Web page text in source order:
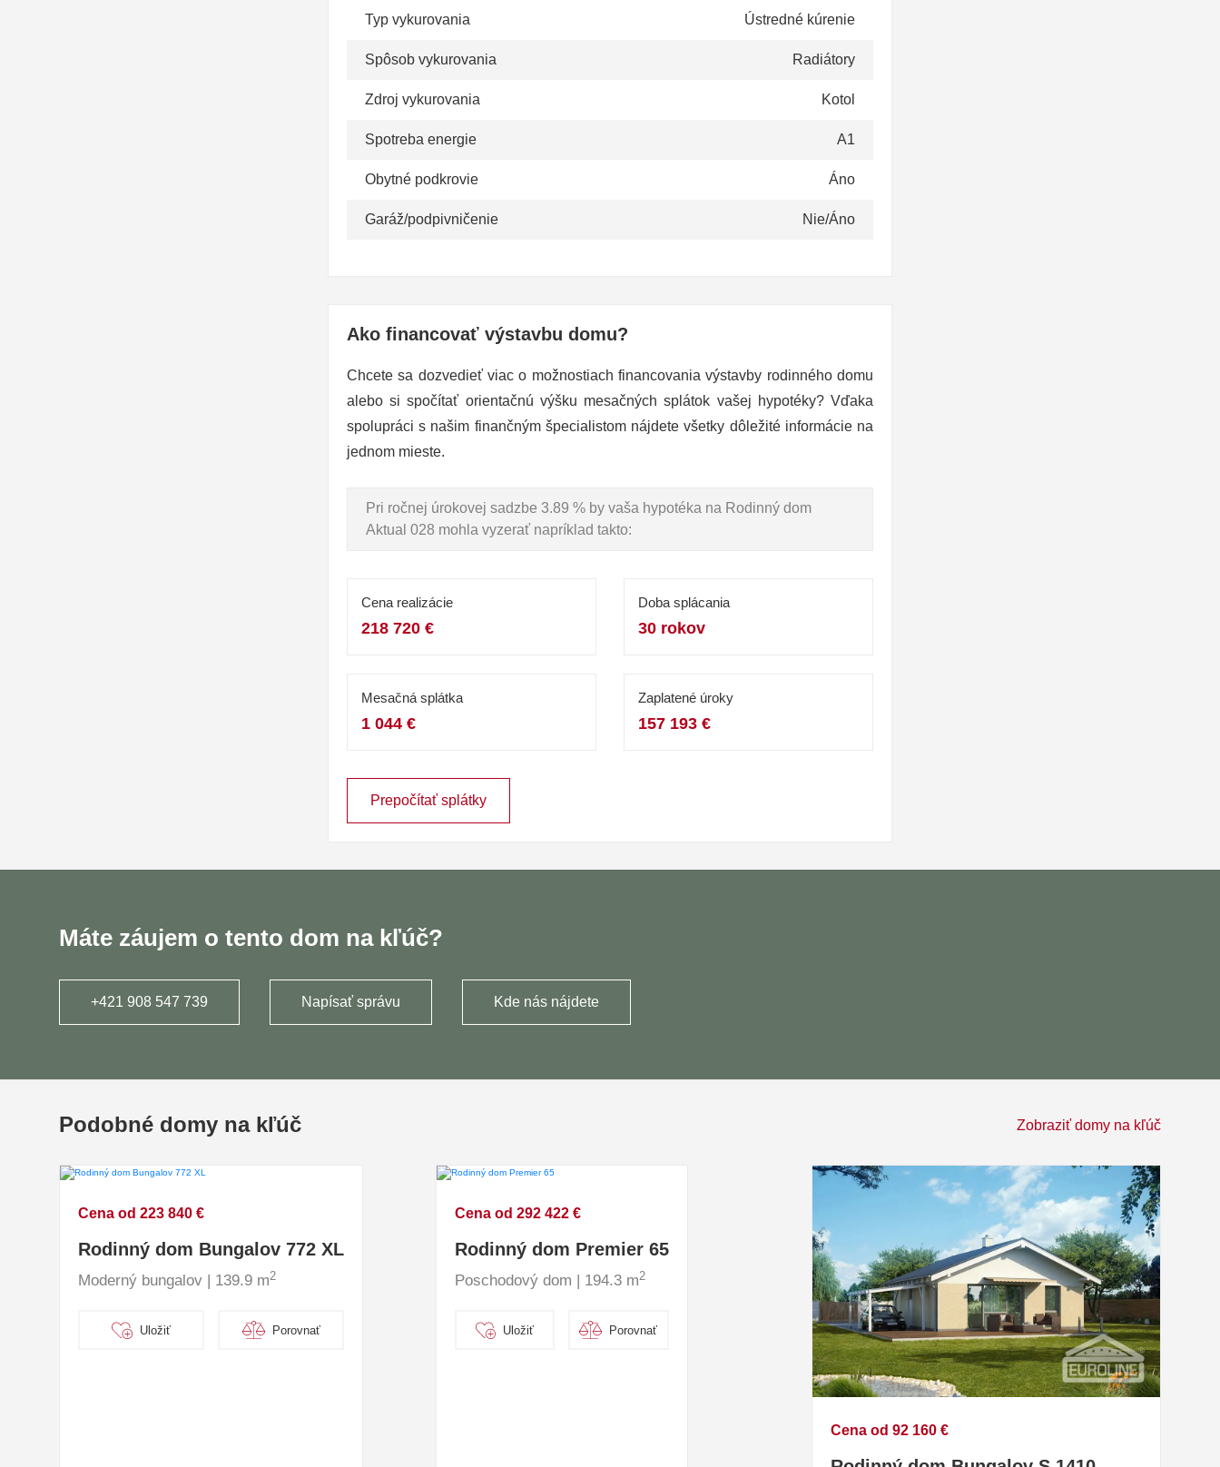
Typ vykurovania Ústredné kúrenie
Spôsob vykurovania Radiátory
Zdroj vykurovania Kotol
Spotreba energie A1
Obytné podkrovie Áno
Garáž/podpivničenie Nie/Áno
Ako financovať výstavbu domu?
Chcete sa dozvedieť viac o možnostiach financovania výstavby rodinného domu
alebo si spočítať orientačnú výšku mesačných splátok vašej hypotéky? Vďaka
spolupráci s našim finančným špecialistom nájdete všetky dôležité informácie na
jednom mieste.
Pri ročnej úrokovej sadzbe 3.89 % by vaša hypotéka na Rodinný dom
Aktual 028 mohla vyzerať napríklad takto:
Cena realizácie
218 720 €
Doba splácania
30 rokov
Mesačná splátka
1 044 €
Zaplatené úroky
157 193 €
Prepočítať splátky
Máte záujem o tento dom na kľúč?
+421 908 547 739 Napísať správu Kde nás nájdete
Podobné domy na kľúč Zobraziť domy na kľúč
Cena od 223 840 €
Rodinný dom Bungalov 772 XL
Moderný bungalov | 139.9 m2
Uložiť Porovnať
Cena od 292 422 €
Rodinný dom Premier 65
Poschodový dom | 194.3 m2
Uložiť Porovnať
Cena od 92 160 €